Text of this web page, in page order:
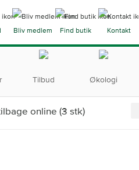
Bliv medlem Find butik Kontakt
Tilbud Økologi
online (3 stk)